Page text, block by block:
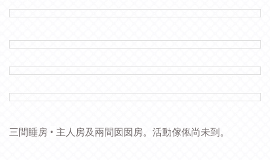
三間睡房 • 主人房及兩間囡囡房。活動傢俬尚未到。